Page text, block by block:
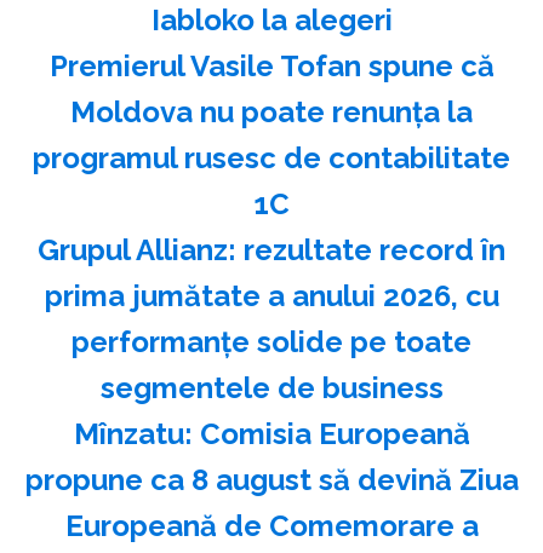
Iabloko la alegeri
Premierul Vasile Tofan spune că
Moldova nu poate renunţa la
programul rusesc de contabilitate
1C
Grupul Allianz: rezultate record în
prima jumătate a anului 2026, cu
performanțe solide pe toate
segmentele de business
Mînzatu: Comisia Europeană
propune ca 8 august să devină Ziua
Europeană de Comemorare a